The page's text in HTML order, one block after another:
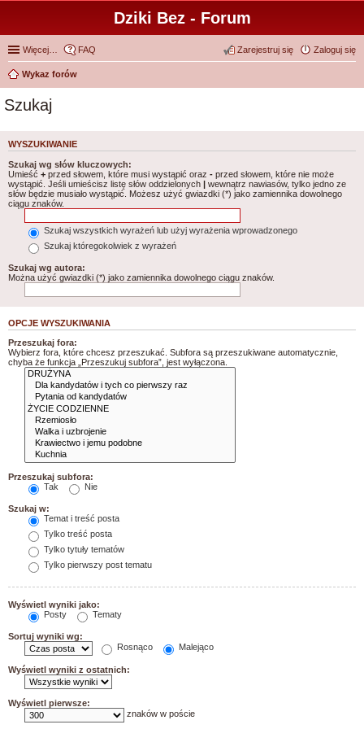
Dziki Bez - Forum
Więcej… FAQ Zaloguj się
Zarejestruj się
Wykaz forów
Szukaj
WYSZUKIWANIE
Szukaj wg słów kluczowych:
Umieść + przed słowem, które musi wystąpić oraz - przed słowem, które nie może
wystąpić. Jeśli umieścisz listę słów oddzielonych | wewnątrz nawiasów, tylko jedno ze
słów będzie musiało wystąpić. Możesz użyć gwiazdki (*) jako zamiennika dowolnego
ciągu znaków.
Szukaj wszystkich wyrażeń lub użyj wyrażenia wprowadzonego
Szukaj któregokolwiek z wyrażeń
Szukaj wg autora:
Można użyć gwiazdki (*) jako zamiennika dowolnego ciągu znaków.
OPCJE WYSZUKIWANIA
Przeszukaj fora:
Wybierz fora, które chcesz przeszukać. Subfora są przeszukiwane automatycznie,
chyba że funkcja „Przeszukuj subfora”, jest wyłączona.
Przeszukaj subfora:
Tak
Nie
Szukaj w:
Temat i treść posta
Tylko treść posta
Tylko tytuły tematów
Tylko pierwszy post tematu
Wyświetl wyniki jako:
Posty
Tematy
Sortuj wyniki wg:
Rosnąco
Malejąco
Wyświetl wyniki z ostatnich:
Wyświetl pierwsze:
znaków w poście